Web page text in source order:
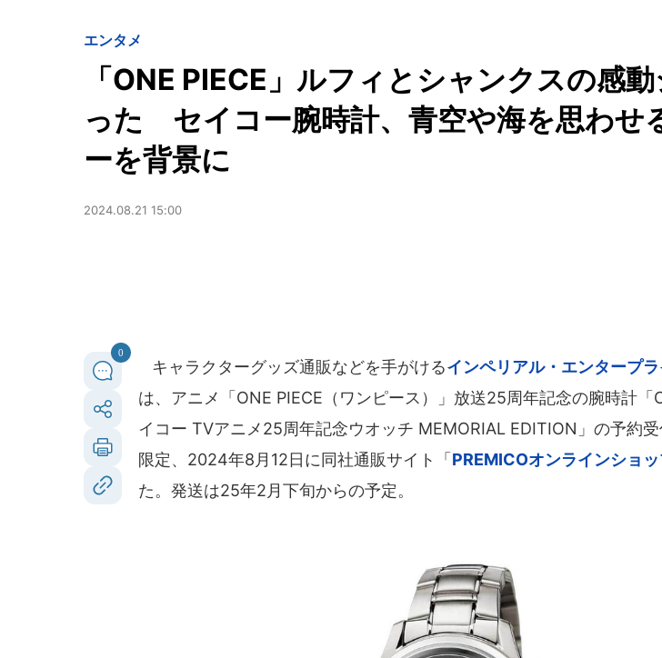
エンタメ
「ONE PIECE」ルフィとシャンクスの感
った セイコー腕時計、青空や海を思わせ
ーを背景に
2024.08.21 15:00
0
キャラクターグッズ通販などを手がけるインペリアル・エンタープ
は、アニメ「ONE PIECE（ワンピース）」放送25周年記念の腕時計「
イコー TVアニメ25周年記念ウオッチ MEMORIAL EDITION」の予約
限定、2024年8月12日に同社通販サイト「 PREMICOオンラインショ
た。発送は25年2月下旬からの予定。